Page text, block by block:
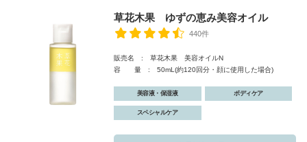
草花木果 ゆずの恵み美容オイル
440件
販売名 : 草花木果 美容オイルN
容 量 : 50mL(約120回分・顔に使用した場合)
美容液・保湿液 ボディケア
スペシャルケア